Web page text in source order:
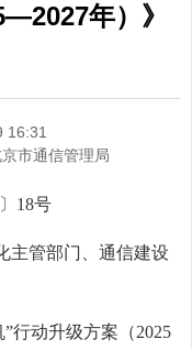
年）》
16:31
市通信管理局
18号
主管部门、通信建设
行动升级方案（2025